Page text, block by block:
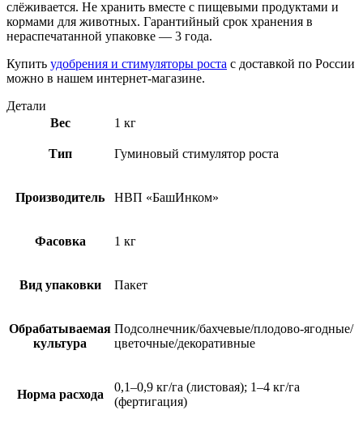
слёживается. Не хранить вместе с пищевыми продуктами и
кормами для животных. Гарантийный срок хранения в
нераспечатанной упаковке — 3 года.
Купить удобрения и стимуляторы роста с доставкой по России
можно в нашем интернет-магазине.
Детали
Вес
1 кг
Тип Гуминовый стимулятор роста
Производитель НВП «БашИнком»
Фасовка 1 кг
Вид упаковки Пакет
Обрабатываемая
культура
Подсолнечник/бахчевые/плодово-ягодные/
цветочные/декоративные
Норма расхода
0,1–0,9 кг/га (листовая); 1–4 кг/га
(фертигация)